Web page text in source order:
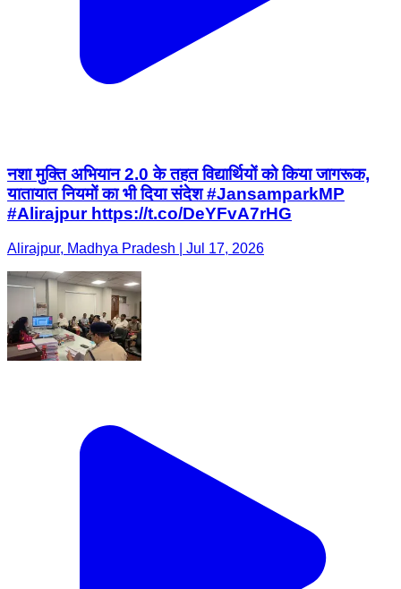
नशा मुक्ति अभियान 2.0 के तहत विद्यार्थियों को किया जागरूक,
यातायात नियमों का भी दिया संदेश #JansamparkMP
#Alirajpur https://t.co/DeYFvA7rHG
Alirajpur, Madhya Pradesh | Jul 17, 2026